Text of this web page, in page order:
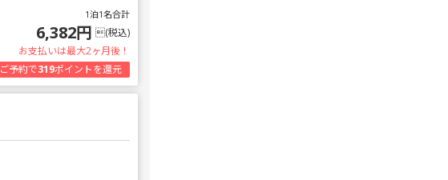
1泊1名合計
6,382円 (税込)
お支払いは最大2ヶ月後！
ご予約で319ポイントを還元